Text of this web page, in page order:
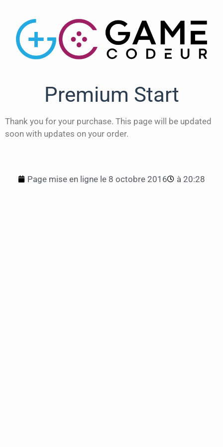
Premium Start
Thank you for your purchase. This page will be updated
soon with updates on your order.
Page mise en ligne le 8 octobre 2016 à 20:28